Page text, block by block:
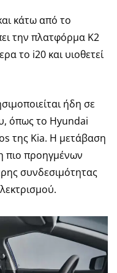
κάτω από το
την πλατφόρμα K2
το i20 και υιοθετεί
ήδη σε
όπως το Hyundai
της Kia. Η μετάβαση
πιο προηγμένων
συνδεσιμότητας